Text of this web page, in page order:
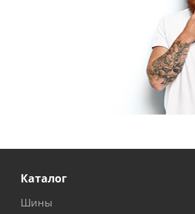
Каталог
Шины